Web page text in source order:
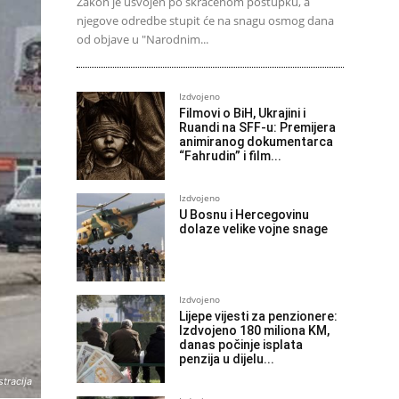
njegove odredbe stupit će na snagu osmog dana
od objave u "Narodnim...
Izdvojeno
Filmovi o BiH, Ukrajini i
Ruandi na SFF-u: Premijera
animiranog dokumentarca
“Fahrudin” i film...
Izdvojeno
U Bosnu i Hercegovinu
dolaze velike vojne snage
Izdvojeno
Lijepe vijesti za penzionere:
Izdvojeno 180 miliona KM,
danas počinje isplata
penzija u dijelu...